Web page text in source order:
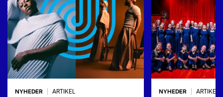
NYHEDER ARTIKEL NYHEDER ARTIKEL